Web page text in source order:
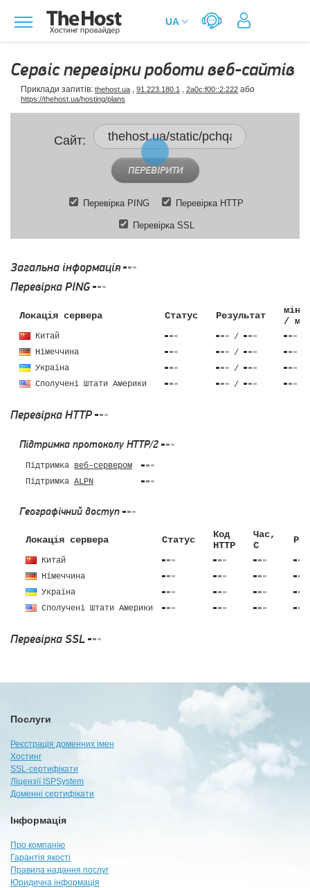
Сервіс перевірки роботи веб-сайтів
Приклади запитів: thehost.ua , 91.223.180.1 , 2a0c:f00::2:222 або
https://thehost.ua/hosting/plans
Сайт:
ПЕРЕВІРИТИ
Перевірка PING Перевірка HTTP
Перевірка SSL
Загальна інформація
Перевірка PING
Локація сервера Статус Результат
мін
/
Китай /
Німеччина
/
Україна
/
Сполучені Штати Америки
/
Перевірка HTTP
Підтримка протоколу HTTP/2
Підтримка веб-сервером
Підтримка ALPN
Географічний доступ
Локація сервера Статус
Код
HTTP
Час,
C
Китай
Німеччина
Україна
Сполучені Штати Америки
Перевірка SSL
Послуги
Реєстрація доменних імен
Хостинг
SSL-сертифікати
Ліцензії ISPSystem
Доменні сертифікати
Інформація
Про компанію
Гарантія якості
Правила надання послуг
Юридична інформація